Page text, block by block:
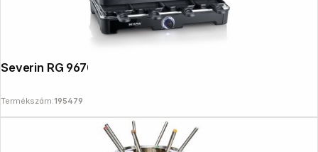
Termékszám:195479